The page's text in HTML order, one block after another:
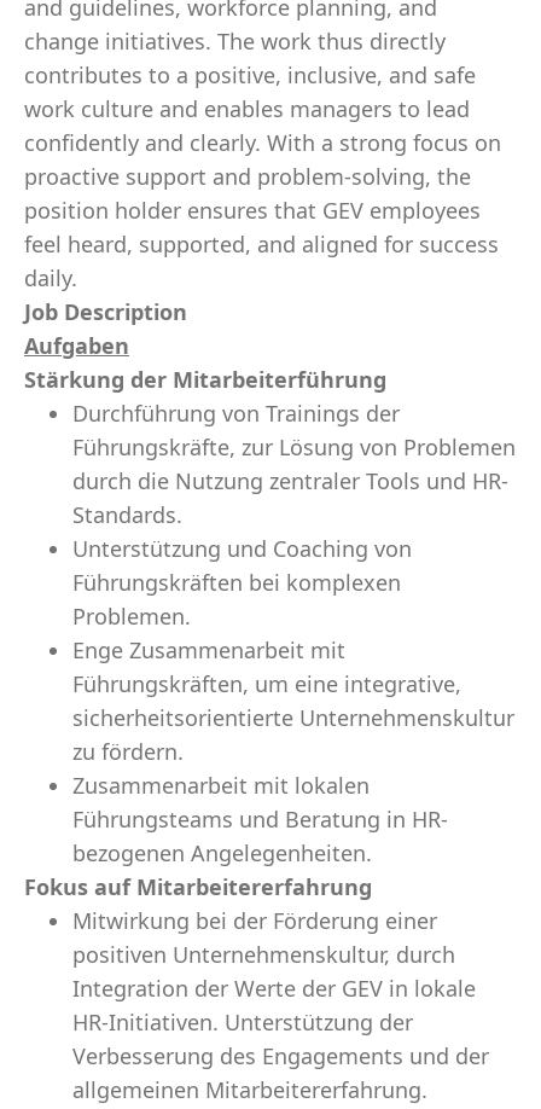
and guidelines, workforce planning, and
change initiatives. The work thus directly
contributes to a positive, inclusive, and safe
work culture and enables managers to lead
confidently and clearly. With a strong focus on
proactive support and problem-solving, the
position holder ensures that GEV employees
feel heard, supported, and aligned for success
daily.
Job Description
Aufgaben
Stärkung der Mitarbeiterführung
Durchführung von Trainings der
Führungskräfte, zur Lösung von Problemen
durch die Nutzung zentraler Tools und HR-
Standards.
Unterstützung und Coaching von
Führungskräften bei komplexen
Problemen.
Enge Zusammenarbeit mit
Führungskräften, um eine integrative,
sicherheitsorientierte Unternehmenskultur
zu fördern.
Zusammenarbeit mit lokalen
Führungsteams und Beratung in HR-
bezogenen Angelegenheiten.
Fokus auf Mitarbeitererfahrung
Mitwirkung bei der Förderung einer
positiven Unternehmenskultur, durch
Integration der Werte der GEV in lokale
HR-Initiativen. Unterstützung der
Verbesserung des Engagements und der
allgemeinen Mitarbeitererfahrung.